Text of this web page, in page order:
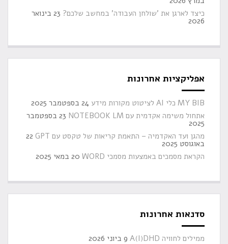
כיצד לארגן את 'שולחן העבודה' במחשב שלכם?
23 בינואר
2026
אפליקציות אחרונות
MY BIB כלי AI לציטוט מקורות מידע
24 בספטמבר 2025
אתחול משימה אקדמית עם NOTEBOOK LM
23 בספטמבר
2025
מהגן ועד האקדמיה – התאמת קריאות של טקסט עם GPT
22
באוגוסט 2025
הקראת מסמכים באמצעות מסמכי WORD
20 במאי 2025
סדנאות אחרונות
ממילים לחוויה A(I)DHD
9 ביוני 2026